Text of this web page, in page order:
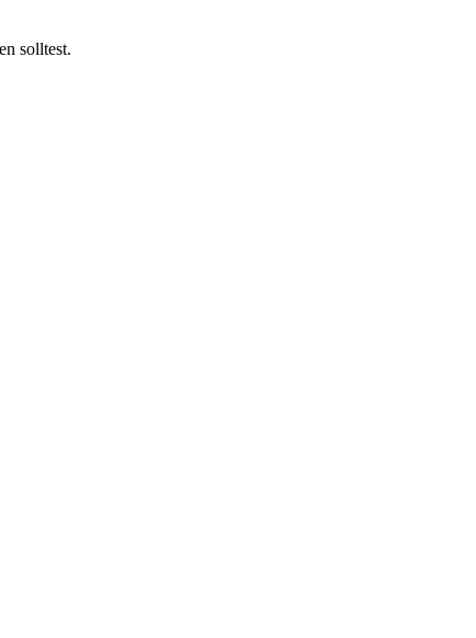
solltest.